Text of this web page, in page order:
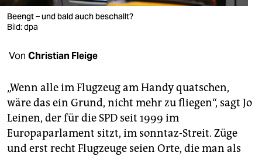
verlag
veranstaltungen
shop
unterstützen
abo
genossenschaft
Beengt – und bald auch beschallt?
Bild: dpa
Von Christian Fleige
„Wenn alle im Flugzeug am Handy quatschen,
wäre das ein Grund, nicht mehr zu fliegen“, sagt Jo
Leinen, der für die SPD seit 1999 im
Europaparlament sitzt, im sonntaz-Streit. Züge
und erst recht Flugzeuge seien Orte, die man als